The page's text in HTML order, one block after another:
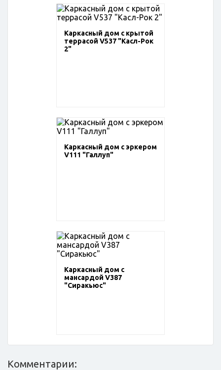
Каркасный дом с крытой
террасой V537 "Касл-Рок
2"
Каркасный дом с эркером
V111 "Галлуп"
Каркасный дом с
мансардой V387
"Сиракьюс"
Комментарии: